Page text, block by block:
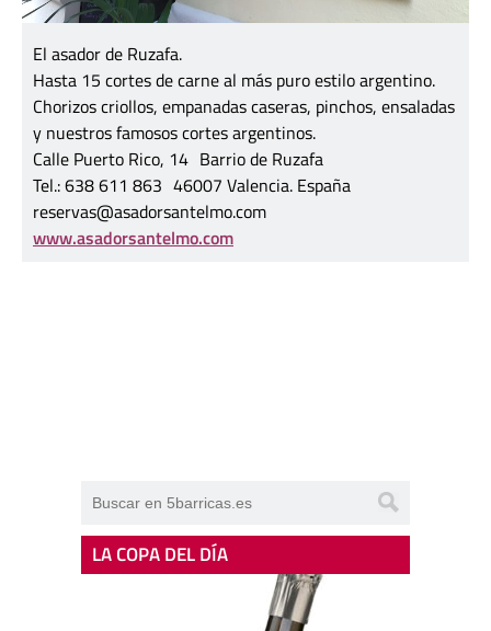
El asador de Ruzafa.
Hasta 15 cortes de carne al más puro estilo argentino.
Chorizos criollos, empanadas caseras, pinchos, ensaladas
y nuestros famosos cortes argentinos.
Calle Puerto Rico, 14 Barrio de Ruzafa
Tel.: 638 611 863 46007 Valencia. España
reservas@asadorsantelmo.com
www.asadorsantelmo.com
LA COPA DEL DÍA